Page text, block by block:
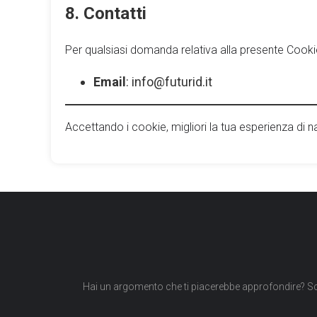
8. Contatti
Per qualsiasi domanda relativa alla presente
Email : info@futurid.it
Accettando i cookie, migliori la tua esperienza di
Hai un argomento che ti piacerebbe approfondire?